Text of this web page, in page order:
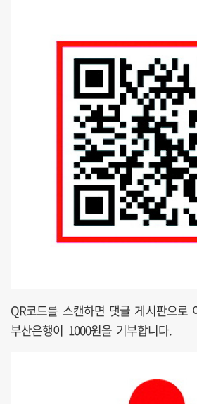
QR코드를 스캔하면 댓글 게시판으로
부산은행이 1000원을 기부합니다.